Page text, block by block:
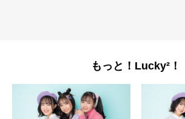
もっと！Lucky²！